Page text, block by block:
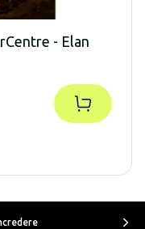
- Elan